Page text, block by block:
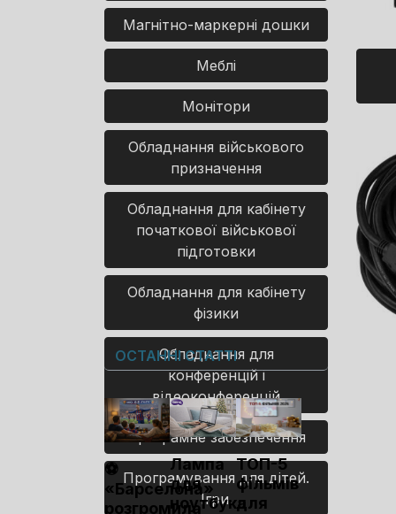
Магнітно-маркерні дошки
Меблі
Монітори
Обладнання військового
призначення
Обладнання для кабінету
початкової військової
підготовки
Обладнання для кабінету
фізики
Обладнання для
конференцій і
відеоконференцій
Програмне забезпечення
Програмування для дітей.
Ігри.
ОСТАННІ СТАТТІ
⚽
«Барселона»
розгромила
Лампа
для
ноутбука
ТОП-5
фільмів
для